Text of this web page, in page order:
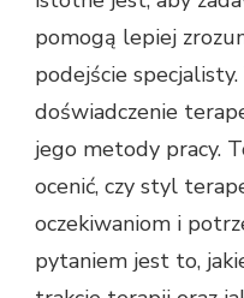
pomogą lepiej
podejście
doświadczenie
jego metody pracy.
ocenić, czy styl
oczekiwaniom i
pytaniem jest to,